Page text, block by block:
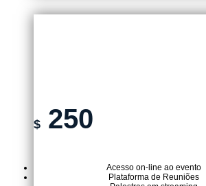
$ 250
Acesso on-line ao evento
Plataforma de Reuniões